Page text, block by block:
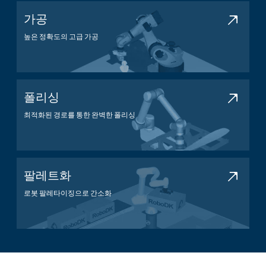
가공
높은 정확도의 고급 가공
가공 애플리케이션
폴리싱
최적화된 경로를 통한 완벽한 폴리싱
팔레트화
로봇 팔레타이징으로 간소화
팔레타이징 애플리케이션